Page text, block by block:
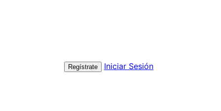
Regístrate Iniciar Sesión